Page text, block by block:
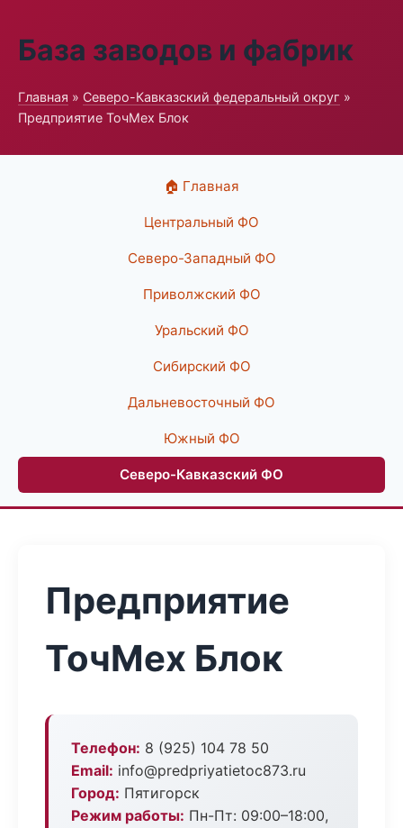
База заводов и фабрик
Главная » Северо-Кавказский федеральный округ »
Предприятие ТочМех Блок
🏠 Главная
Центральный ФО
Северо-Западный ФО
Приволжский ФО
Уральский ФО
Сибирский ФО
Дальневосточный ФО
Южный ФО
Северо-Кавказский ФО
Предприятие
ТочМех Блок
Телефон: 8 (925) 104 78 50
Email: info@predpriyatietoc873.ru
Город: Пятигорск
Режим работы: Пн-Пт: 09:00–18:00,